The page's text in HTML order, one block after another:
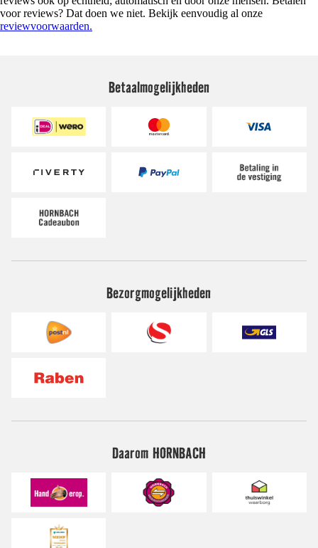
voor reviews? Dat doen we niet. Bekijk eenvoudig al onze
reviewvoorwaarden.
Betaalmogelijkheden
Bezorgmogelijkheden
Daarom HORNBACH